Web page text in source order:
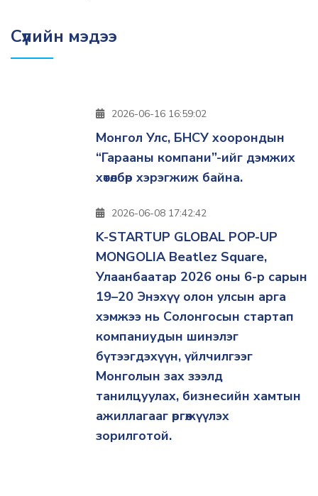
Сүүлийн мэдээ
2026-06-16 16:59:02
Монгол Улс, БНСУ хоорондын
“Гарааны компани”-ийг дэмжих
хөтөлбөр хэрэгжиж байна.
2026-06-08 17:42:42
K-STARTUP GLOBAL POP-UP
MONGOLIA Beatlez Square,
Улаанбаатар 2026 оны 6-р сарын
19–20 Энэхүү олон улсын арга
хэмжээ нь Солонгосын стартап
компаниудын шинэлэг
бүтээгдэхүүн, үйлчилгээг
Монголын зах зээлд
танилцуулах, бизнесийн хамтын
ажиллагааг өргөжүүлэх
зорилготой.